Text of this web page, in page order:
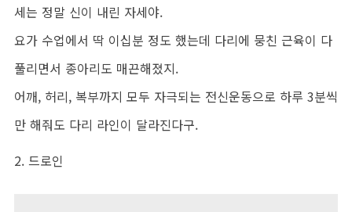
세는 정말 신이 내린 자세야.
요가 수업에서 딱 이십분 정도 했는데 다리에 뭉친 근육이 다
풀리면서 종아리도 매끈해졌지.
어깨, 허리, 복부까지 모두 자극되는 전신운동으로 하루 3분씩
만 해줘도 다리 라인이 달라진다구.
2. 드로인